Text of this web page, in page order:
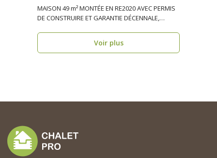
MAISON 49 m² MONTÉE EN RE2020 AVEC PERMIS
DE CONSTRUIRE ET GARANTIE DÉCENNALE,
Voir plus